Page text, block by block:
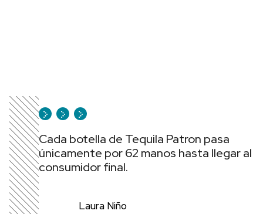
Cada botella de Tequila Patron pasa
únicamente por 62 manos hasta llegar al
consumidor final.
Laura Niño